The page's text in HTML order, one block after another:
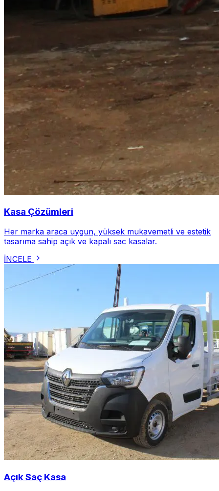
Kasa Çözümleri
Her marka araca uygun, yüksek mukavemetli ve estetik
tasarıma sahip açık ve kapalı sac kasalar.
İNCELE
Açık Saç Kasa